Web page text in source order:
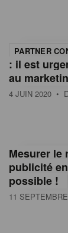
PARTNER
: il est
au
4 JUIN 2020 •
Mesurer le
publicité
possible !
11